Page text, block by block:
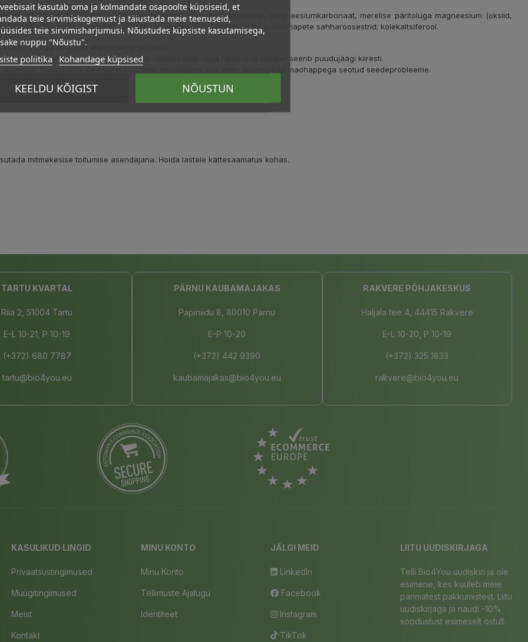
13,6%, antioksüdant: askorbiinhape; magneesiumpidolaat, magneesiumkarbonaat, merelise päritoluga magneesium (oksiid,
magneesiumsoolad, ränidioksiid; stabilisaator: etüülstelluloos, rasvhapete sahharoosestrid; kolekaltsiferool.
Tuntud oma hea imenduvuse poolest.
üks paremaid vorme, mis imendub rakutasandil väga hästi ning kompenseerib puudujäägi kiiresti.
Tuntud oma kasutamise poolest antatsiidina, mis aitab leevendada maohappega seotud seedeprobleeme.
mitmekesise toitumise asendajana. Hoida lastele kättesaamatus kohas.
TARTU KVARTAL
Riia 2, 51004 Tartu
E-L 10-21, P 10-19
(+372) 680 7787
tartu@bio4you.eu
PÄRNU KAUBAMAJAKAS
Papiniidu 8, 80010 Pärnu
E-P 10-20
(+372) 442 9390
kaubamajakas@bio4you.eu
RAKVERE PÕHJAKESKUS
Haljala tee 4, 44415 Rakvere
E-L 10-20, P 10-19
(+372) 325 1833
rakvere@bio4you.eu
KASULIKUD LINGID
Privaatsustingimused
Müügitingimused
Meist
Kontakt
MINU KONTO
Minu Konto
Tellimuste Ajalugu
Identiteet
JÄLGI MEID
LinkedIn
Facebook
Instagram
TikTok
LIITU UUDISKIRJAGA
Telli Bio4You uudiskiri ja ole
esimene, kes kuuleb meie
parimatest pakkumistest. Liitu
uudiskirjaga ja naudi -10%
soodustust esimeselt ostult.
kasutab oma ja kolmandate osapoolte küpsiseid, et
teie sirvimiskogemust ja täiustada meie teenuseid,
teie sirvimisharjumusi. Nõustudes küpsiste kasutamisega,
nuppu "Nõustu".
poliitika Kohandage küpsised
KEELDU KÕIGIST NÕUSTUN